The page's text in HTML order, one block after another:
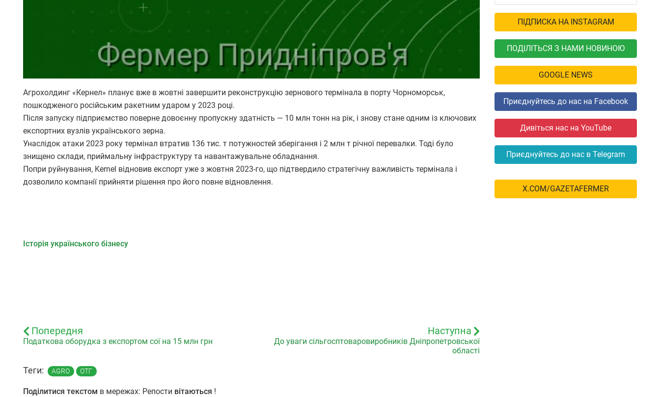
Агрохолдинг «Кернел» планує вже в жовтні завершити реконструкцію зернового термінала в порту Чорноморськ,
пошкодженого російським ракетним ударом у 2023 році.
Після запуску підприємство поверне довоєнну пропускну здатність — 10 млн тонн на рік, і знову стане одним із ключових
експортних вузлів українського зерна.
Унаслідок атаки 2023 року термінал втратив 136 тис. т потужностей зберігання і 2 млн т річної перевалки. Тоді було
знищено склади, приймальну інфраструктуру та навантажувальне обладнання.
Попри руйнування, Kernel відновив експорт уже з жовтня 2023-го, що підтвердило стратегічну важливість термінала і
дозволило компанії прийняти рішення про його повне відновлення.
Історія українського бізнесу
Попередня
Податкова оборудка з експортом сої на 15 млн грн
Наступна
До уваги сільгосптоваровиробників Дніпропетровської
області
Теги: AGRO ОТГ
Поділитися текстом в мережах: Репости вітаються !
ПІДПИСКА НА INSTAGRAM
ПОДІЛІТЬСЯ З НАМИ НОВИНОЮ
GOOGLE NEWS
Приєднуйтесь до нас на Facebook
Дивіться нас на YouTube
Приєднуйтесь до нас в Telegram
X.COM/GAZETAFERMER